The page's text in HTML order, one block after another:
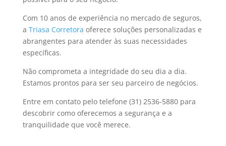
Com 10 anos de experiência no mercado de seguros,
a Triasa Corretora oferece soluções personalizadas e
abrangentes para atender às suas necessidades
específicas.
Não comprometa a integridade do seu dia a dia.
Estamos prontos para ser seu parceiro de negócios.
Entre em contato pelo telefone (31) 2536-5880 para
descobrir como oferecemos a segurança e a
tranquilidade que você merece.